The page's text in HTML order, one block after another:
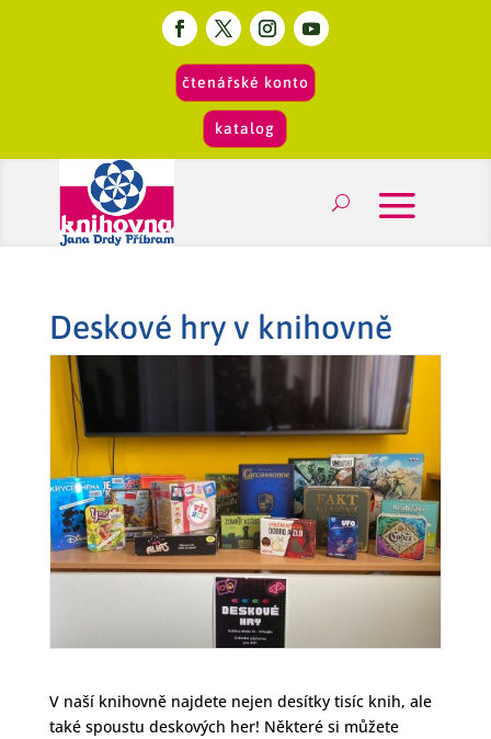
čtenářské konto
katalog
Deskové hry v knihovně
V naší knihovně najdete nejen desítky tisíc knih, ale
také spoustu deskových her! Některé si můžete